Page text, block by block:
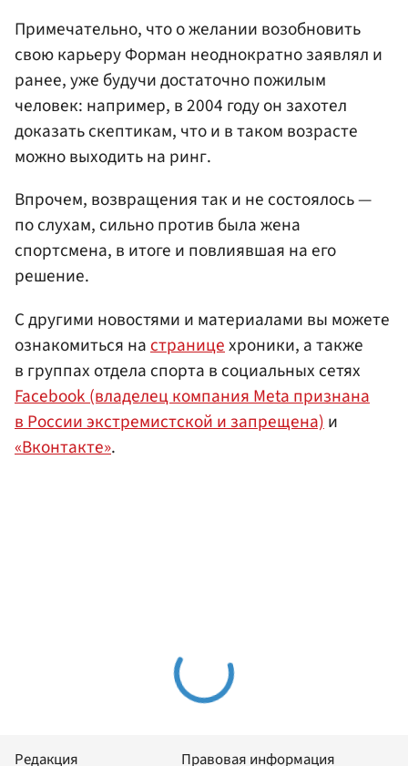
Примечательно, что о желании возобновить
свою карьеру Форман неоднократно заявлял и
ранее, уже будучи достаточно пожилым
человек: например, в 2004 году он захотел
доказать скептикам, что и в таком возрасте
можно выходить на ринг.
Впрочем, возвращения так и не состоялось —
по слухам, сильно против была жена
спортсмена, в итоге и повлиявшая на его
решение.
С другими новостями и материалами вы можете
ознакомиться на страницехроники, а также
в группах отдела спорта в социальных сетях
Facebook (владелец компания Meta признана
в России экстремистской и запрещена) и
«Вконтакте».
Редакция
Правовая информация